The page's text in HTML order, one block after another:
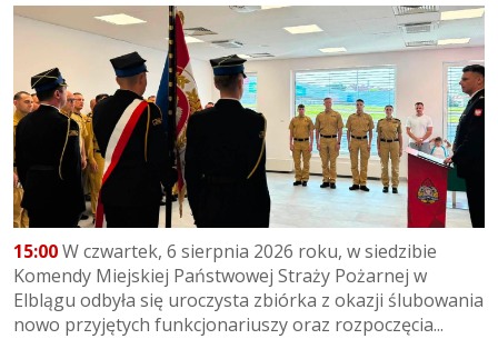
15:00W czwartek, 6 sierpnia 2026 roku, w siedzibie
Komendy Miejskiej Państwowej Straży Pożarnej w
Elblągu odbyła się uroczysta zbiórka z okazji ślubowania
nowo przyjętych funkcjonariuszy oraz rozpoczęcia...